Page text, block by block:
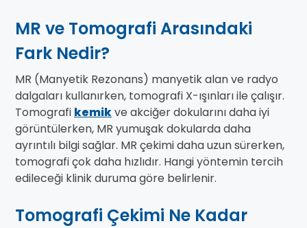
MR ve Tomografi Arasındaki
Fark Nedir?
MR (Manyetik Rezonans) manyetik alan ve radyo
dalgaları kullanırken, tomografi X-ışınları ile çalışır.
Tomografi kemikve akciğer dokularını daha iyi
görüntülerken, MR yumuşak dokularda daha
ayrıntılı bilgi sağlar. MR çekimi daha uzun sürerken,
tomografi çok daha hızlıdır. Hangi yöntemin tercih
edileceği klinik duruma göre belirlenir.
Tomografi Çekimi Ne Kadar